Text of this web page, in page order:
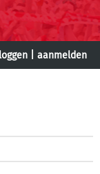
aanmelden